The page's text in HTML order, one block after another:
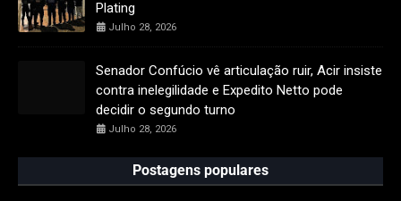
Plating
Julho 28, 2026
Senador Confúcio vê articulação ruir, Acir insiste
contra inelegilidade e Expedito Netto pode
decidir o segundo turno
Julho 28, 2026
Postagens populares